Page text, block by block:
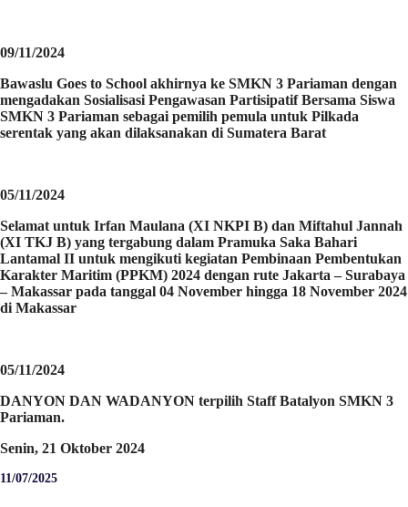
09/11/2024
Bawaslu Goes to School akhirnya ke SMKN 3 Pariaman dengan
mengadakan Sosialisasi Pengawasan Partisipatif Bersama Siswa
SMKN 3 Pariaman sebagai pemilih pemula untuk Pilkada
serentak yang akan dilaksanakan di Sumatera Barat
05/11/2024
Selamat untuk Irfan Maulana (XI NKPI B) dan Miftahul Jannah
(XI TKJ B) yang tergabung dalam Pramuka Saka Bahari
Lantamal II untuk mengikuti kegiatan Pembinaan Pembentukan
Karakter Maritim (PPKM) 2024 dengan rute Jakarta – Surabaya
– Makassar pada tanggal 04 November hingga 18 November 2024
di Makassar
05/11/2024
DANYON DAN WADANYON terpilih Staff Batalyon SMKN 3
Pariaman.
Senin, 21 Oktober 2024
11/07/2025